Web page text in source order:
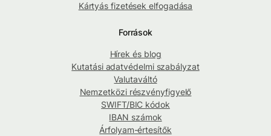
Kártyás fizetések elfogadása
Források
Hírek és blog
Kutatási adatvédelmi szabályzat
Valutaváltó
Nemzetközi részvényfigyelő
SWIFT/BIC kódok
IBAN számok
Árfolyam-értesítők